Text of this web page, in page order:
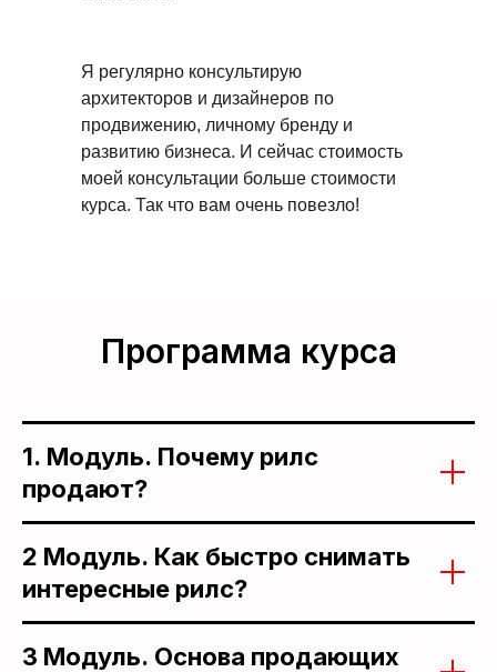
Я регулярно консультирую
архитекторов и дизайнеров по
продвижению, личному бренду и
развитию бизнеса. И сейчас стоимость
моей консультации больше стоимости
курса. Так что вам очень повезло!
Программа курса
1. Модуль. Почему рилс
продают?
2 Модуль. Как быстро снимать
интересные рилс?
3 Модуль. Основа продающих